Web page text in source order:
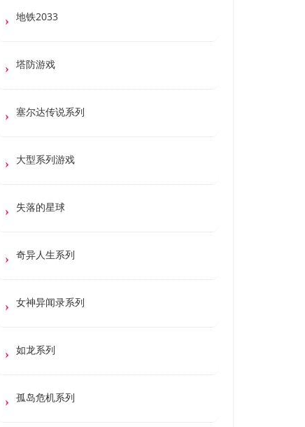
地铁2033
塔防游戏
塞尔达传说系列
大型系列游戏
失落的星球
奇异人生系列
女神异闻录系列
如龙系列
孤岛危机系列